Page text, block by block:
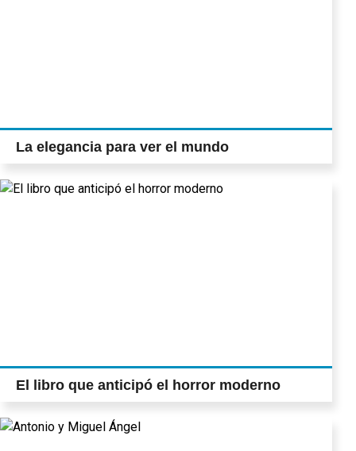
La elegancia para ver el mundo
El libro que anticipó el horror moderno